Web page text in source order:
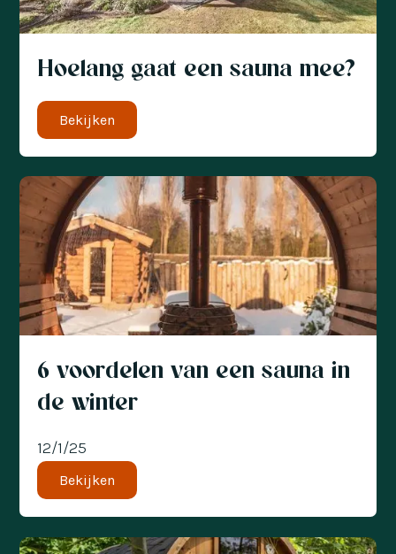
Hoelang gaat een sauna mee?
Bekijken
6 voordelen van een sauna in
de winter
12/1/25
Bekijken